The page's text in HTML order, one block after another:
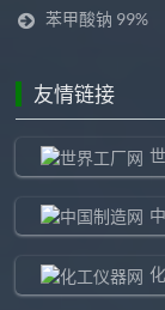
苯甲酸钠 99%
友情链接